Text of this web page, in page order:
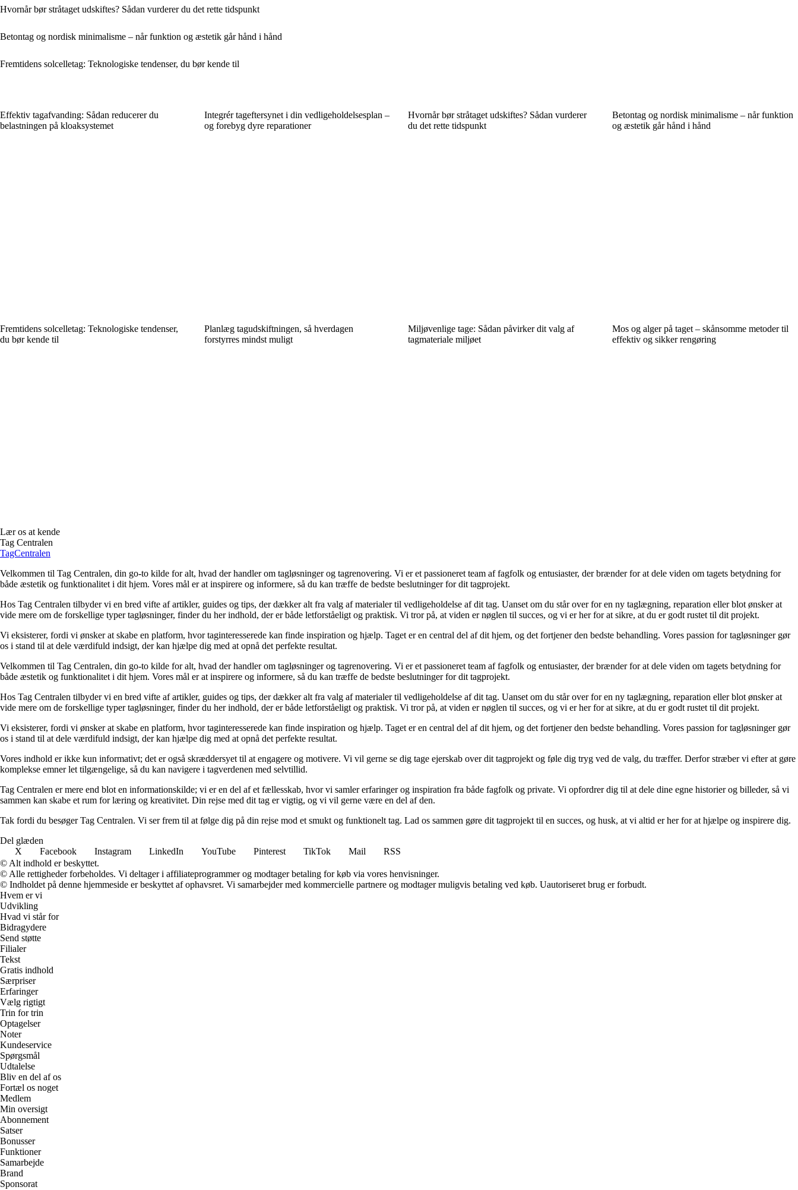
Hvornår bør stråtaget udskiftes? Sådan vurderer du det rette tidspunkt
Betontag og nordisk minimalisme – når funktion og æstetik går hånd i hånd
Fremtidens solcelletag: Teknologiske tendenser, du bør kende til
Effektiv tagafvanding: Sådan reducerer du
belastningen på kloaksystemet
Integrér tageftersynet i din vedligeholdelsesplan –
og forebyg dyre reparationer
Hvornår bør stråtaget udskiftes? Sådan vurderer
du det rette tidspunkt
Betontag og nordisk minimalisme – når funktion
og æstetik går hånd i hånd
Fremtidens solcelletag: Teknologiske tendenser,
du bør kende til
Planlæg tagudskiftningen, så hverdagen
forstyrres mindst muligt
Miljøvenlige tage: Sådan påvirker dit valg af
tagmateriale miljøet
Mos og alger på taget – skånsomme metoder til
effektiv og sikker rengøring
Lær os at kende
Tag Centralen
TagCentralen
Velkommen til Tag Centralen, din go-to kilde for alt, hvad der handler om tagløsninger og tagrenovering. Vi er et passioneret team af fagfolk og entusiaster, der brænder for at dele viden om tagets betydning for
både æstetik og funktionalitet i dit hjem. Vores mål er at inspirere og informere, så du kan træffe de bedste beslutninger for dit tagprojekt.
Hos Tag Centralen tilbyder vi en bred vifte af artikler, guides og tips, der dækker alt fra valg af materialer til vedligeholdelse af dit tag. Uanset om du står over for en ny taglægning, reparation eller blot ønsker at
vide mere om de forskellige typer tagløsninger, finder du her indhold, der er både letforståeligt og praktisk. Vi tror på, at viden er nøglen til succes, og vi er her for at sikre, at du er godt rustet til dit projekt.
Vi eksisterer, fordi vi ønsker at skabe en platform, hvor taginteresserede kan finde inspiration og hjælp. Taget er en central del af dit hjem, og det fortjener den bedste behandling. Vores passion for tagløsninger gør
os i stand til at dele værdifuld indsigt, der kan hjælpe dig med at opnå det perfekte resultat.
Velkommen til Tag Centralen, din go-to kilde for alt, hvad der handler om tagløsninger og tagrenovering. Vi er et passioneret team af fagfolk og entusiaster, der brænder for at dele viden om tagets betydning for
både æstetik og funktionalitet i dit hjem. Vores mål er at inspirere og informere, så du kan træffe de bedste beslutninger for dit tagprojekt.
Hos Tag Centralen tilbyder vi en bred vifte af artikler, guides og tips, der dækker alt fra valg af materialer til vedligeholdelse af dit tag. Uanset om du står over for en ny taglægning, reparation eller blot ønsker at
vide mere om de forskellige typer tagløsninger, finder du her indhold, der er både letforståeligt og praktisk. Vi tror på, at viden er nøglen til succes, og vi er her for at sikre, at du er godt rustet til dit projekt.
Vi eksisterer, fordi vi ønsker at skabe en platform, hvor taginteresserede kan finde inspiration og hjælp. Taget er en central del af dit hjem, og det fortjener den bedste behandling. Vores passion for tagløsninger gør
os i stand til at dele værdifuld indsigt, der kan hjælpe dig med at opnå det perfekte resultat.
Vores indhold er ikke kun informativt; det er også skræddersyet til at engagere og motivere. Vi vil gerne se dig tage ejerskab over dit tagprojekt og føle dig tryg ved de valg, du træffer. Derfor stræber vi efter at gøre
komplekse emner let tilgængelige, så du kan navigere i tagverdenen med selvtillid.
Tag Centralen er mere end blot en informationskilde; vi er en del af et fællesskab, hvor vi samler erfaringer og inspiration fra både fagfolk og private. Vi opfordrer dig til at dele dine egne historier og billeder, så vi
sammen kan skabe et rum for læring og kreativitet. Din rejse med dit tag er vigtig, og vi vil gerne være en del af den.
Tak fordi du besøger Tag Centralen. Vi ser frem til at følge dig på din rejse mod et smukt og funktionelt tag. Lad os sammen gøre dit tagprojekt til en succes, og husk, at vi altid er her for at hjælpe og inspirere dig.
Del glæden
X
Facebook Instagram LinkedIn YouTube Pinterest TikTok Mail
RSS
© Alt indhold er beskyttet.
© Alle rettigheder forbeholdes. Vi deltager i affiliateprogrammer og modtager betaling for køb via vores henvisninger.
© Indholdet på denne hjemmeside er beskyttet af ophavsret. Vi samarbejder med kommercielle partnere og modtager muligvis betaling ved køb. Uautoriseret brug er forbudt.
Hvem er vi
Udvikling
Hvad vi står for
Bidragydere
Send støtte
Filialer
Tekst
Gratis indhold
Særpriser
Erfaringer
Vælg rigtigt
Trin for trin
Optagelser
Noter
Kundeservice
Spørgsmål
Udtalelse
Bliv en del af os
Fortæl os noget
Medlem
Min oversigt
Abonnement
Satser
Bonusser
Funktioner
Samarbejde
Brand
Sponsorat